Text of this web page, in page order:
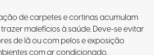
de carpetes e cortinas acumulam
malefícios à saúde. Deve-se evitar
de lã ou com pelos e exposição
com ar condicionado.